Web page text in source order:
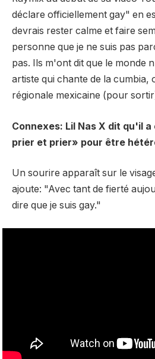
déclare officiellement gay" en
devrais rester calme et faire
personne que je ne suis pas
pas. Ils m'ont dit que le monde
artiste qui chante de la cumbia,
régionale mexicaine (pour
Connexes: Lil Nas X dit qu'il
prier et prier» pour être
Un sourire apparaît sur le
ajoute: "Avec tant de fierté
dire que je suis gay."